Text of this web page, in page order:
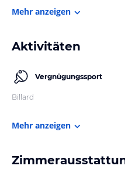
Mehr anzeigen
Aktivitäten
Vergnügungssport
Billard
Mehr anzeigen